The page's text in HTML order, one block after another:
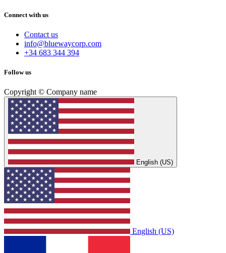
Connect with us
Contact us
info@bluewaycorp.com
+34 683 344 394
Follow us
Copyright © Company name
English (US)
English (US)